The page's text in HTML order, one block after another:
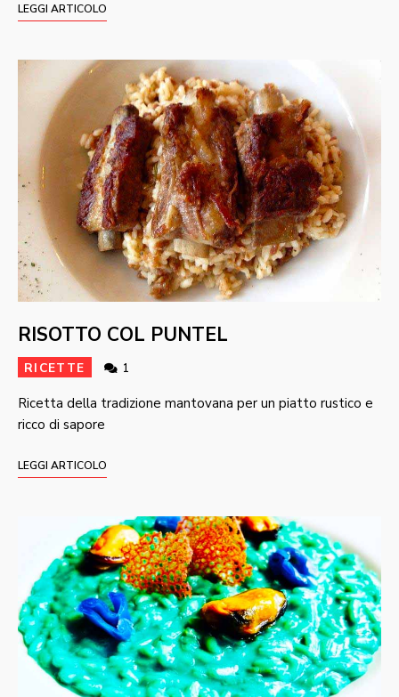
LEGGI ARTICOLO
RISOTTO COL PUNTEL
RICETTE 1
Ricetta della tradizione mantovana per un piatto rustico e
ricco di sapore
LEGGI ARTICOLO